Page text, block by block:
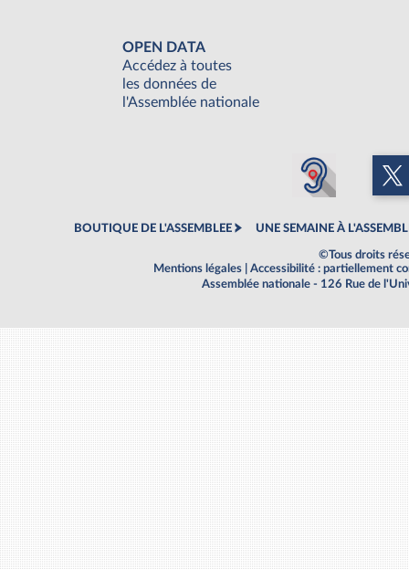
OPEN DATA
Accédez à toutes
les données de
l'Assemblée nationale
BOUTIQUE DE L'ASSEMBLEE UNE SEMAINE À
©Tous droits
Mentions légales
Accessibilité : partiellement
Assemblée nationale - 126 Rue de